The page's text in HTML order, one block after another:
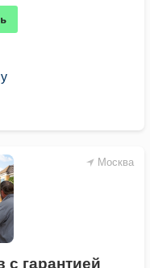
Москва
с гарантией